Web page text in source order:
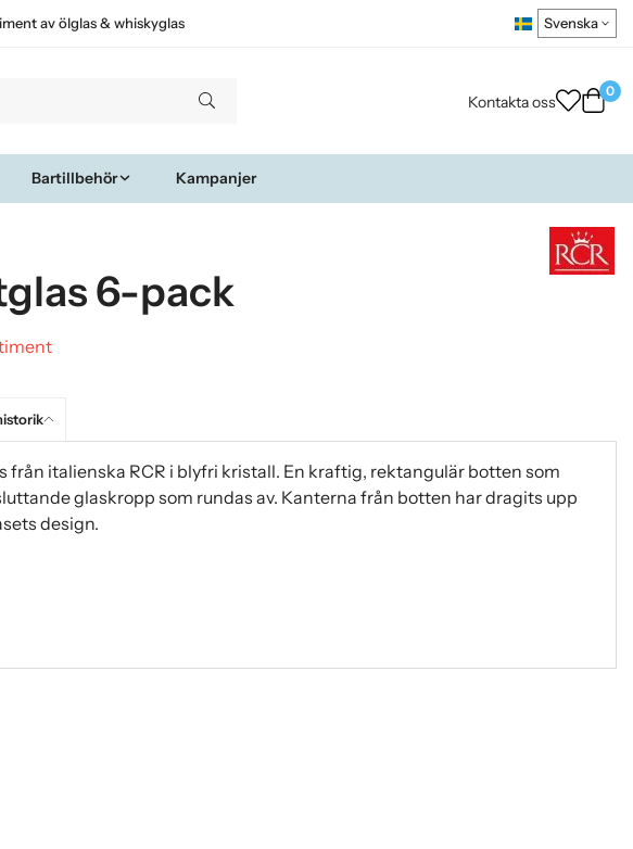
av ölglas & whiskyglas
Kontakta oss
0
Bartillbehör Kampanjer
6-pack
från italienska RCR i blyfri kristall. En kraftig, rektangulär botten som
glaskropp som rundas av. Kanterna från botten har dragits upp
design.